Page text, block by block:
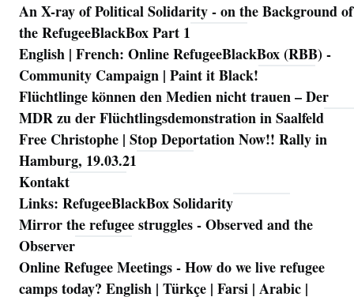
Navigation
An X-ray of Political Solidarity - on the Background of
the RefugeeBlackBox Part 1
English | French: Online RefugeeBlackBox (RBB) -
Community Campaign | Paint it Black!
Flüchtlinge können den Medien nicht trauen – Der
MDR zu der Flüchtlingsdemonstration in Saalfeld
Free Christophe | Stop Deportation Now!! Rally in
Hamburg, 19.03.21
Kontakt
Links: RefugeeBlackBox Solidarity
Mirror the refugee struggles - Observed and the
Observer
Online Refugee Meetings - How do we live refugee
camps today? English | Türkçe | Farsi | Arabic |